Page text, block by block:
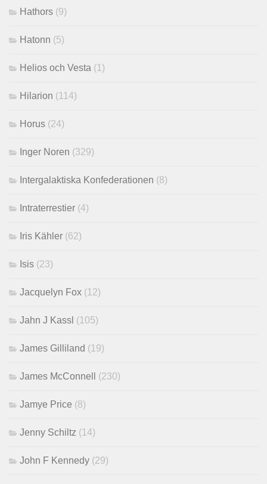
Hathors (9)
Hatonn (5)
Helios och Vesta (1)
Hilarion (114)
Horus (24)
Inger Noren (329)
Intergalaktiska Konfederationen (8)
Intraterrestier (4)
Iris Kähler (62)
Isis (23)
Jacquelyn Fox (12)
Jahn J Kassl (105)
James Gilliland (19)
James McConnell (230)
Jamye Price (8)
Jenny Schiltz (14)
John F Kennedy (29)